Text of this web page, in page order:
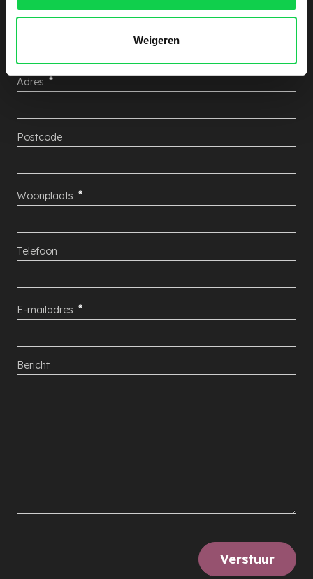
Weigeren
Naam
Adres
Postcode
Woonplaats
Telefoon
E-mailadres
Bericht
Verstuur